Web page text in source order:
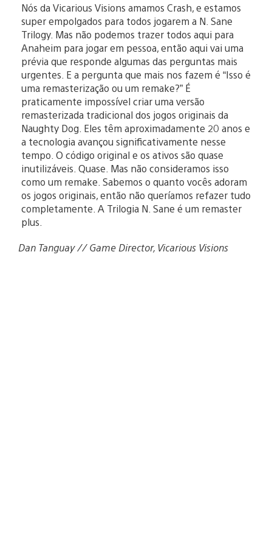
Nós da Vicarious Visions amamos Crash, e estamos
super empolgados para todos jogarem a N. Sane
Trilogy. Mas não podemos trazer todos aqui para
Anaheim para jogar em pessoa, então aqui vai uma
prévia que responde algumas das perguntas mais
urgentes. E a pergunta que mais nos fazem é “Isso é
uma remasterização ou um remake?” É
praticamente impossível criar uma versão
remasterizada tradicional dos jogos originais da
Naughty Dog. Eles têm aproximadamente 20 anos e
a tecnologia avançou significativamente nesse
tempo. O código original e os ativos são quase
inutilizáveis. Quase. Mas não consideramos isso
como um remake. Sabemos o quanto vocês adoram
os jogos originais, então não queríamos refazer tudo
completamente. A Trilogia N. Sane é um remaster
plus.
Dan Tanguay // Game Director, Vicarious Visions